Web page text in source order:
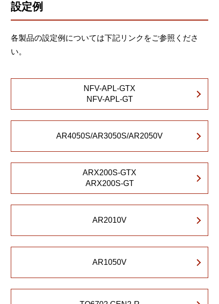
設定例
各製品の設定例については下記リンクをご参照くださ
い。
NFV-APL-GTX
NFV-APL-GT
AR4050S/AR3050S/AR2050V
ARX200S-GTX
ARX200S-GT
AR2010V
AR1050V